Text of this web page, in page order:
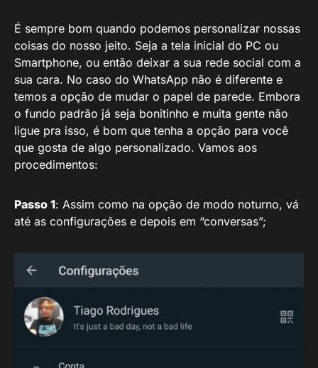
É sempre bom quando podemos personalizar nossas
coisas do nosso jeito. Seja a tela inicial do PC ou
Smartphone, ou então deixar a sua rede social com a
sua cara. No caso do WhatsApp não é diferente e
temos a opção de mudar o papel de parede. Embora
o fundo padrão já seja bonitinho e muita gente não
ligue pra isso, é bom que tenha a opção para você
que gosta de algo personalizado. Vamos aos
procedimentos:
Passo 1: Assim como na opção de modo noturno, vá
até as configurações e depois em “conversas”;